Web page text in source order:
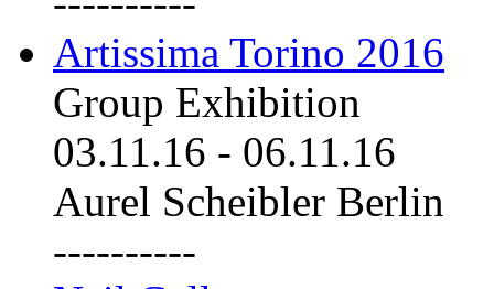
Artissima Torino 2016
Group Exhibition
03.11.16 - 06.11.16
Aurel Scheibler Berlin
----------